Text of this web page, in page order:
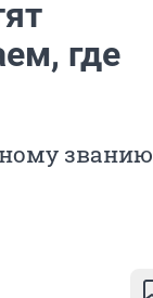
где
званию